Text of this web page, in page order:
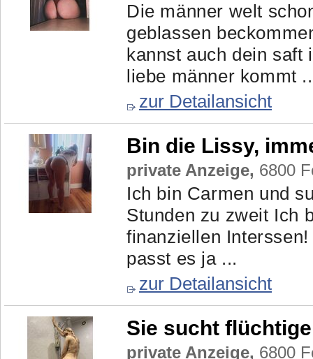
Die männer welt
geblassen
kannst auch dein saft
liebe männer kommt
zur Detailansicht
Bin die Lissy,
private Anzeige, 6800
Ich bin Carmen und
Stunden zu zweit Ich
finanziellen
passt es ja ...
zur Detailansicht
Sie sucht
private Anzeige, 6800